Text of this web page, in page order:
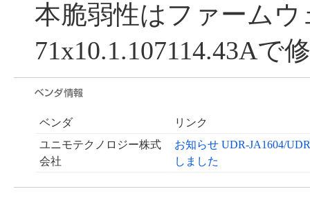
本脆弱性はファーム
71x10.1.107114.43Aで
ベンダ
リンク
ユニモテクノロジー株式
会社
お知らせ UDR-JA1604/
しました